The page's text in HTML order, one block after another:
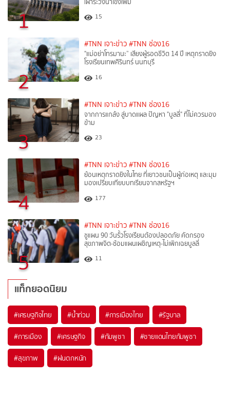
1 15
2
#TNN เจาะข่าว #TNN ช่อง16
"แม่อย่าโทรมานะ” เสียงผู้รอดชีวิต 14 ปี เหตุกราดยิง
โรงเรียนเทพศิรินทร์ นนทบุรี
16
3
#TNN เจาะข่าว #TNN ช่อง16
จากการแกล้ง สู่บาดแผล ปัญหา "บูลลี่" ที่ไม่ควรมอง
ข้าม
23
4
#TNN เจาะข่าว #TNN ช่อง16
ย้อนเหตุกราดยิงในไทย ที่เยาวชนเป็นผู้ก่อเหตุ และมุม
มองเปรียบเทียบบทเรียนจากสหรัฐฯ
177
5
#TNN เจาะข่าว #TNN ช่อง16
ชูแผน 90 วันรั้วโรงเรียนต้องปลอดภัย คัดกรอง
สุขภาพจิต-ซ้อมแผนเผชิญเหตุ-ไม่เพิกเฉยบูลลี่
11
แท็กยอดนิยม
#เศรษฐกิจไทย #น้ำท่วม #การเมืองไทย #รัฐบาล
#การเมือง #เศรษฐกิจ #กัมพูชา #ชายแดนไทยกัมพูชา
#สุขภาพ #ฝนตกหนัก